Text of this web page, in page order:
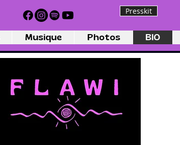
Presskit
Musique Photos BIO